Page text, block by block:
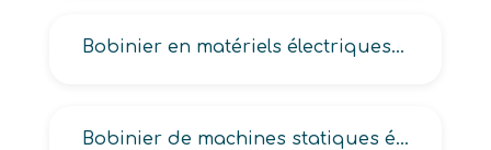
Bobinier en matériels électriques-électroniques, Bobinier électromécanicien, Electrobobinier
Bobinier de machines statiques électriques, tournantes électriques